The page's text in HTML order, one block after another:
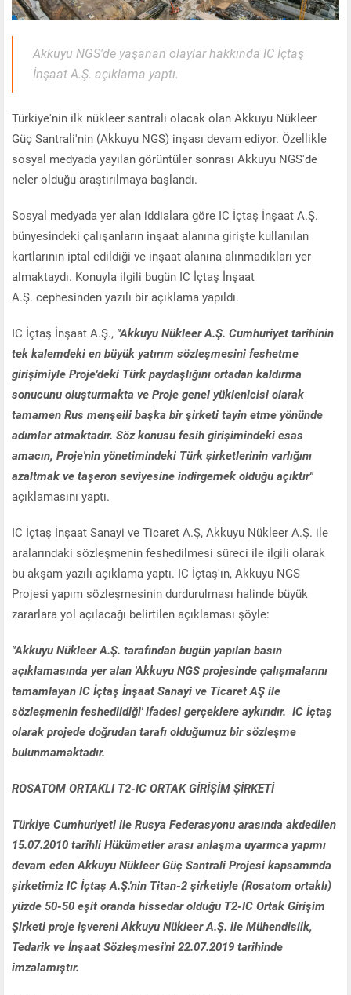
Akkuyu NGS'de yaşanan olaylar hakkında IC İçtaş
İnşaat A.Ş. açıklama yaptı.
Türkiye'nin ilk nükleer santrali olacak olan Akkuyu Nükleer
Güç Santrali'nin (Akkuyu NGS) inşası devam ediyor. Özellikle
sosyal medyada yayılan görüntüler sonrası Akkuyu NGS'de
neler olduğu araştırılmaya başlandı.
Sosyal medyada yer alan iddialara göre IC İçtaş İnşaat A.Ş.
bünyesindeki çalışanların inşaat alanına girişte kullanılan
kartlarının iptal edildiği ve inşaat alanına alınmadıkları yer
almaktaydı. Konuyla ilgili bugün IC İçtaş İnşaat
A.Ş. cephesinden yazılı bir açıklama yapıldı.
IC İçtaş İnşaat A.Ş., "Akkuyu Nükleer A.Ş. Cumhuriyet tarihinin
tek kalemdeki en büyük yatırım sözleşmesini feshetme
girişimiyle Proje'deki Türk paydaşlığını ortadan kaldırma
sonucunu oluşturmakta ve Proje genel yüklenicisi olarak
tamamen Rus menşeili başka bir şirketi tayin etme yönünde
adımlar atmaktadır. Söz konusu fesih girişimindeki esas
amacın, Proje'nin yönetimindeki Türk şirketlerinin varlığını
azaltmak ve taşeron seviyesine indirgemek olduğu açıktır"
açıklamasını yaptı.
IC İçtaş İnşaat Sanayi ve Ticaret A.Ş, Akkuyu Nükleer A.Ş. ile
aralarındaki sözleşmenin feshedilmesi süreci ile ilgili olarak
bu akşam yazılı açıklama yaptı. IC İçtaş'ın, Akkuyu NGS
Projesi yapım sözleşmesinin durdurulması halinde büyük
zararlara yol açılacağı belirtilen açıklaması şöyle:
"Akkuyu Nükleer A.Ş. tarafından bugün yapılan basın
açıklamasında yer alan 'Akkuyu NGS projesinde çalışmalarını
tamamlayan IC İçtaş İnşaat Sanayi ve Ticaret AŞ ile
sözleşmenin feshedildiği' ifadesi gerçeklere aykırıdır. IC İçtaş
olarak projede doğrudan tarafı olduğumuz bir sözleşme
bulunmamaktadır.
ROSATOM ORTAKLI T2-IC ORTAK GİRİŞİM ŞİRKETİ
Türkiye Cumhuriyeti ile Rusya Federasyonu arasında akdedilen
15.07.2010 tarihli Hükümetler arası anlaşma uyarınca yapımı
devam eden Akkuyu Nükleer Güç Santrali Projesi kapsamında
şirketimiz IC İçtaş A.Ş.'nin Titan-2 şirketiyle (Rosatom ortaklı)
yüzde 50-50 eşit oranda hissedar olduğu T2-IC Ortak Girişim
Şirketi proje işvereni Akkuyu Nükleer A.Ş. ile Mühendislik,
Tedarik ve İnşaat Sözleşmesi'ni 22.07.2019 tarihinde
imzalamıştır.